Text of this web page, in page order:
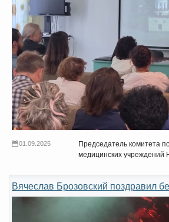
01.09.2025
Председатель комитета
медицинских учреждений
Вячеслав Брозовский поздравил